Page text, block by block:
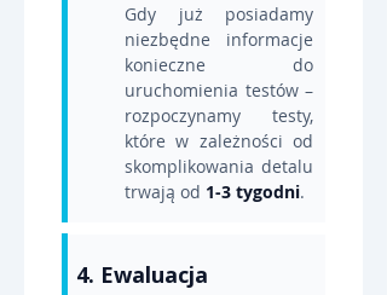
Gdy już posiadamy
niezbędne informacje
konieczne do
uruchomienia testów –
rozpoczynamy testy,
które w zależności od
skomplikowania detalu
trwają od 1-3 tygodni.
4. Ewaluacja